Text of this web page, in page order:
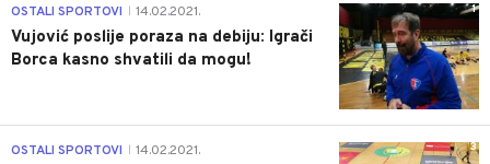
1
OSTALI SPORTOVI 14.02.2021.
Vujović poslije poraza na debiju: Igrači
Borca kasno shvatili da mogu!
3
OSTALI SPORTOVI 14.02.2021.